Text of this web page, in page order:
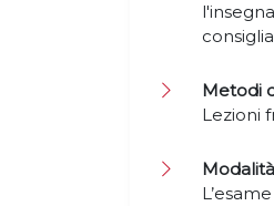
Metodi
Lezioni